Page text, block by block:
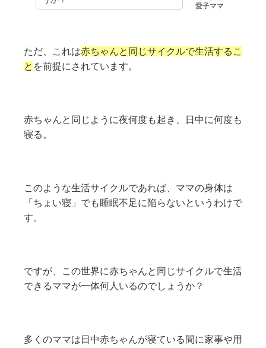
愛子ママ
ただ、これは赤ちゃんと同じサイクルで生活するこ
と を前提にされています。
赤ちゃんと同じように夜何度も起き、日中に何度も
寝る。
このような生活サイクルであれば、ママの身体は
「ちょい寝」でも睡眠不足に陥らないというわけで
す。
ですが、この世界に赤ちゃんと同じサイクルで生活
できるママが一体何人いるのでしょうか？
多くのママは日中赤ちゃんが寝ている間に家事や用